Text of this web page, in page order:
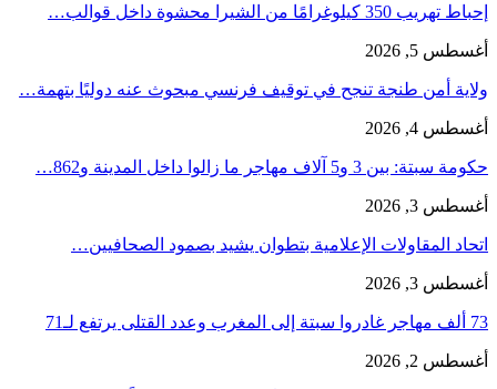
إحباط تهريب 350 كيلوغرامًا من الشيرا محشوة داخل قوالب…
أغسطس 5, 2026
ولاية أمن طنجة تنجح في توقيف فرنسي مبحوث عنه دوليًا بتهمة…
أغسطس 4, 2026
حكومة سبتة: بين 3 و5 آلاف مهاجر ما زالوا داخل المدينة و862…
أغسطس 3, 2026
اتحاد المقاولات الإعلامية بتطوان يشيد بصمود الصحافيين…
أغسطس 3, 2026
73 ألف مهاجر غادروا سبتة إلى المغرب وعدد القتلى يرتفع لـ71
أغسطس 2, 2026